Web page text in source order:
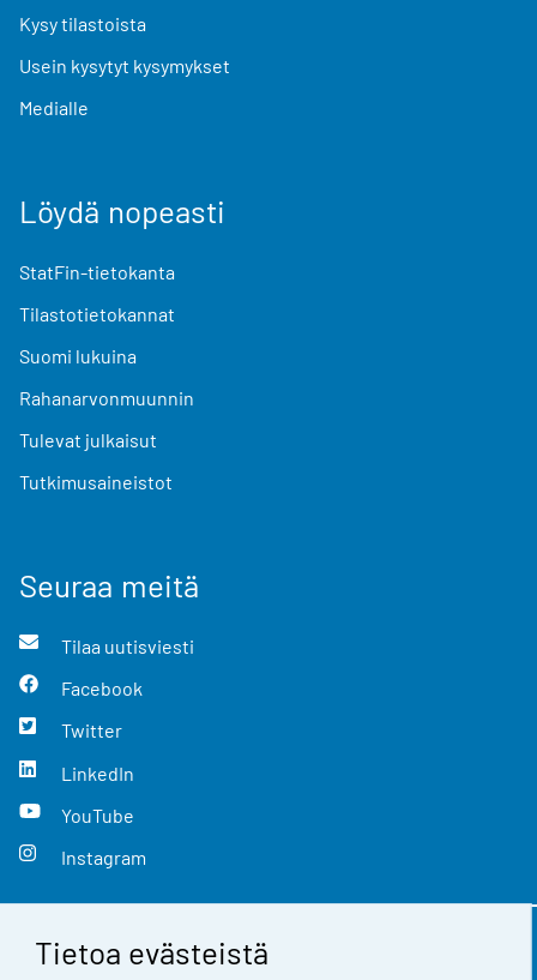
Tietoa evästeistä
Kysy tilastoista
Usein kysytyt kysymykset
Medialle
Löydä nopeasti
StatFin-tietokanta
Tilastotietokannat
Suomi lukuina
Rahanarvonmuunnin
Tulevat julkaisut
Tutkimusaineistot
Seuraa meitä
Tilaa uutisviesti
Facebook
Twitter
LinkedIn
YouTube
Instagram
Yhteystiedot